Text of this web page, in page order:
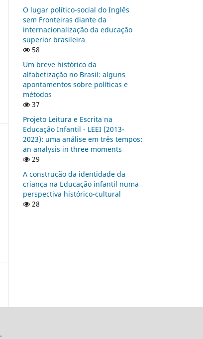
O lugar político-social do Inglês
sem Fronteiras diante da
internacionalização da educação
superior brasileira
58
Um breve histórico da
alfabetização no Brasil: alguns
apontamentos sobre políticas e
métodos
37
Projeto Leitura e Escrita na
Educação Infantil - LEEI (2013-
2023): uma análise em três tempos:
an analysis in three moments
29
A construção da identidade da
criança na Educação infantil numa
perspectiva histórico-cultural
28
.